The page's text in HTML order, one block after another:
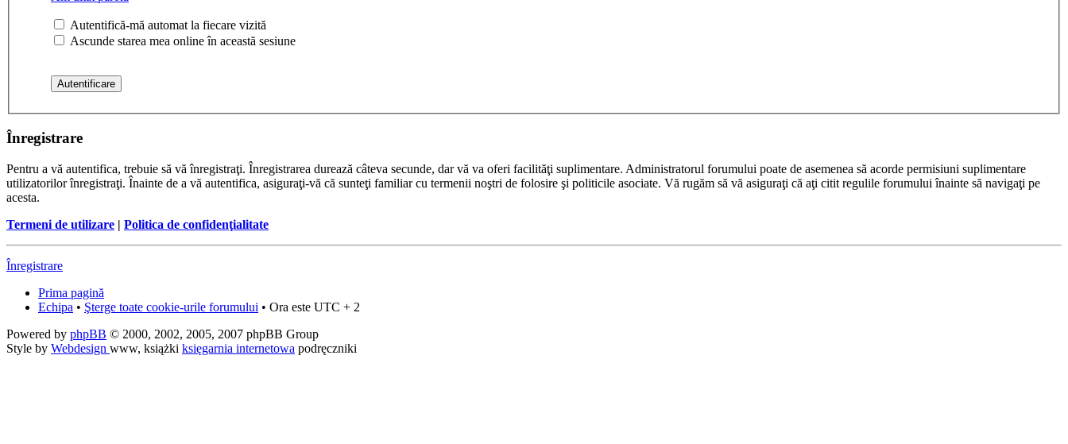
Autentifică-mă automat la fiecare vizită
Ascunde starea mea online în această sesiune
Înregistrare
Pentru a vă autentifica, trebuie să vă înregistraţi. Înregistrarea durează câteva secunde, dar vă va oferi facilităţi suplimentare. Administratorul forumului poate de asemenea să acorde permisiuni suplimentare
utilizatorilor înregistraţi. Înainte de a vă autentifica, asiguraţi-vă că sunteţi familiar cu termenii noştri de folosire şi politicile asociate. Vă rugăm să vă asiguraţi că aţi citit regulile forumului înainte să navigaţi pe
acesta.
Termeni de utilizare | Politica de confidenţialitate
Înregistrare
Prima pagină
Echipa • Şterge toate cookie-urile forumului • Ora este UTC + 2
Powered by phpBB © 2000, 2002, 2005, 2007 phpBB Group
Style by Webdesign www, książki księgarnia internetowa podręczniki